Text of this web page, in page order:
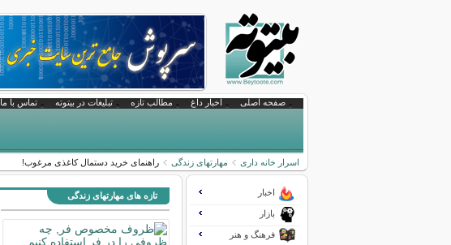
صفحه اصلی اخبار داغ مطالب تازه تبلیغات در بیتوته تماس با ما
اسرار خانه داری مهارتهای زندگی راهنمای خرید دستمال کاغذی مرغوب!
تازه های مهارتهای زندگی اخبار
بازار
فرهنگ و هنر